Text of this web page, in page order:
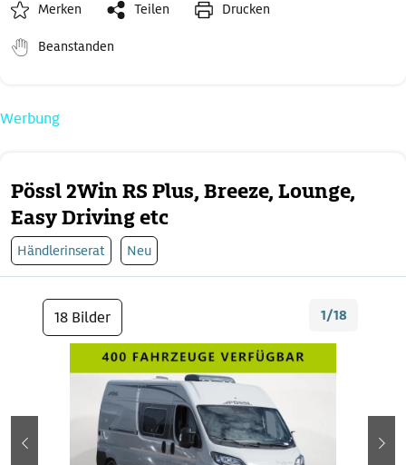
Pössl 2Win RS Plus, Breeze, Lounge,
Easy Driving etc
Händlerinserat Neu
18 Bilder 1/18
zurück
Merken Teilen Drucken
Beanstanden
Werbung